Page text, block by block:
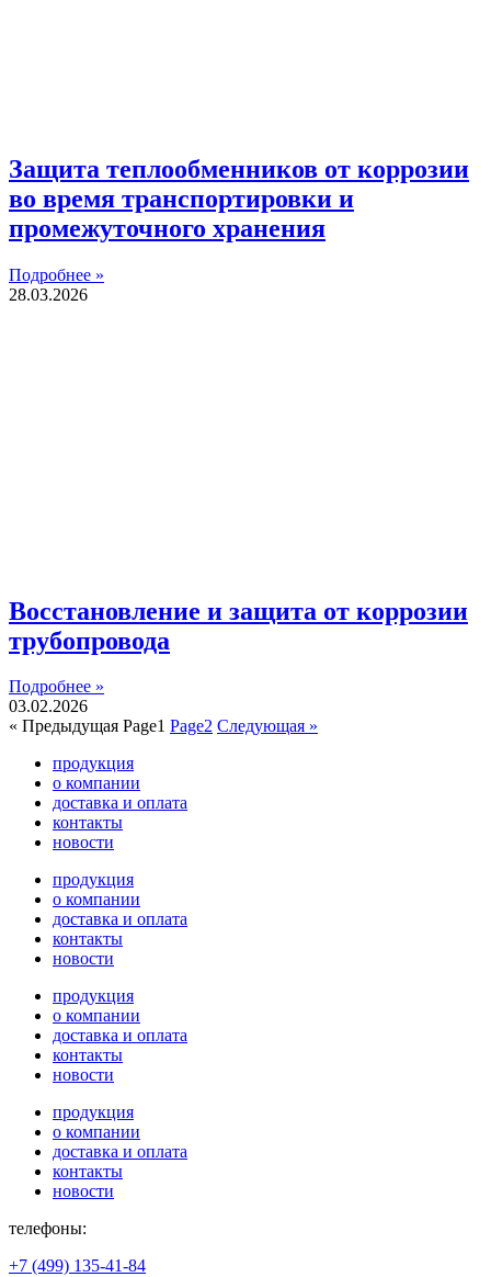
Защита теплообменников от коррозии
во время транспортировки и
промежуточного хранения
Подробнее »
28.03.2026
Восстановление и защита от коррозии
трубопровода
Подробнее »
03.02.2026
« Предыдущая Page1 Page2 Следующая »
продукция
о компании
доставка и оплата
контакты
новости
продукция
о компании
доставка и оплата
контакты
новости
продукция
о компании
доставка и оплата
контакты
новости
продукция
о компании
доставка и оплата
контакты
новости
телефоны:
+7 (499) 135-41-84